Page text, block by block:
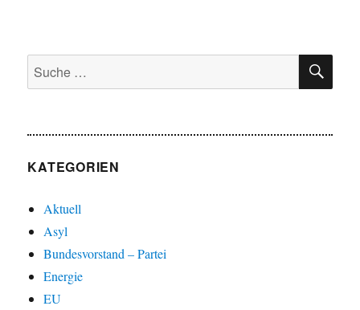
Suche
nach:
KATEGORIEN
Aktuell
Asyl
Bundesvorstand – Partei
Energie
EU